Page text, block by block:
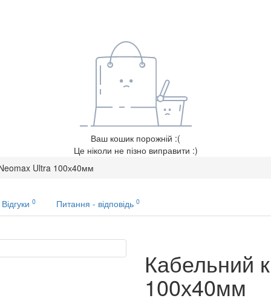
Ваш кошик порожній :(
Це ніколи не пізно виправити :)
Ultra 100х40мм
Відгуки 0 Питання - відповідь 0
Кабельний
100х40мм